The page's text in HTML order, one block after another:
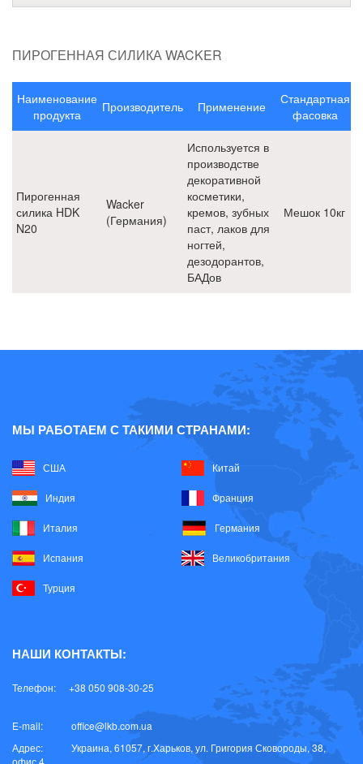
Сырье для бытовой химии
Сырье для ЛКМ на основе органических растворителей
Сырье для косметики
Д-пантенол 75%
Добавки DOW для косметики
Загустители акрилатные DOW
Отдушки компании Iberchem (Испания)
Пирогенная силика Wacker
Продукты Solvay
Продукты компании ErcaWilmar
Эмоленты и структурообразователи
ПИРОГЕННАЯ СИЛИКА WACKER
Наименование
продукта
Производитель Применение
Стандартная
фасовка
Пирогенная
силика HDK
N20
Wacker
(Германия)
Используется в
производстве
декоративной
косметики,
кремов, зубных
паст, лаков для
ногтей,
дезодорантов,
БАДов
Мешок 10кг
МЫ РАБОТАЕМ С ТАКИМИ СТРАНАМИ:
США Китай
Индия Франция
Италия Германия
Испания Великобритания
Турция
НАШИ КОНТАКТЫ:
Телефон: +38 050 908-30-25
E-mail:
office@lkb.com.ua
Адрес:
Украина, 61057, г.Харьков, ул. Григория Сковороды, 38,
офис 4